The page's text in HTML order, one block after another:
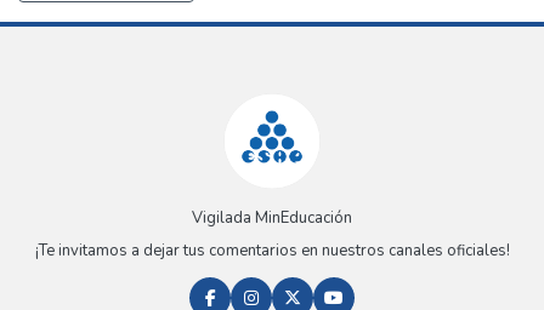
Vigilada MinEducación
¡Te invitamos a dejar tus comentarios en nuestros canales oficiales!